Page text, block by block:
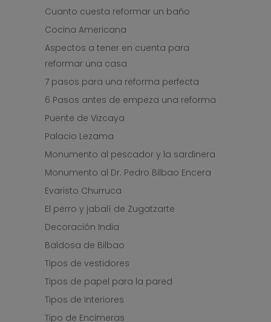
Cuanto cuesta reformar un baño
Cocina Americana
Aspectos a tener en cuenta para
reformar una casa
7 pasos para una reforma perfecta
6 Pasos antes de empeza una reforma
Puente de Vizcaya
Palacio Lezama
Monumento al pescador y la sardinera
Monumento al Dr. Pedro Bilbao Encera
Evaristo Churruca
El perro y jabalí de Zugatzarte
Decoración India
Baldosa de Bilbao
Tipos de vestidores
Tipos de papel para la pared
Tipos de Interiores
Tipo de Encimeras